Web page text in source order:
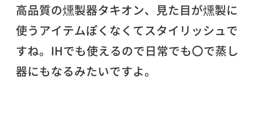
高品質の燻製器タキオン、見た目が燻製に
使うアイテムぽくなくてスタイリッシュで
すね。IHでも使えるので日常でも〇で蒸し
器にもなるみたいですよ。